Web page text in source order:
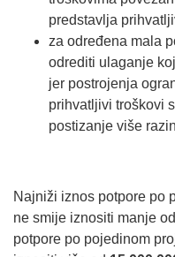
predstavlja
za određena mala
odrediti ulaganje
jer postrojenja
prihvatljivi troškovi
postizanje više
Najniži iznos potpore po
ne smije iznositi manje od
potpore po pojedinom